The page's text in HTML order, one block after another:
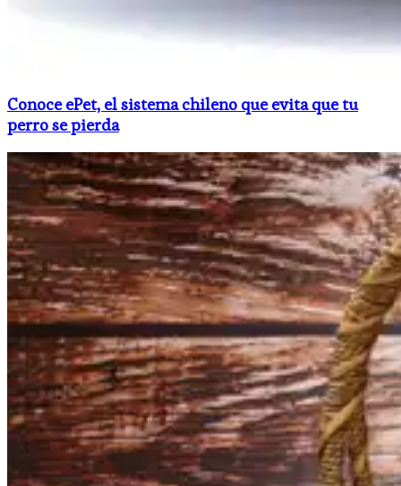
Conoce ePet, el sistema chileno que evita que tu
perro se pierda